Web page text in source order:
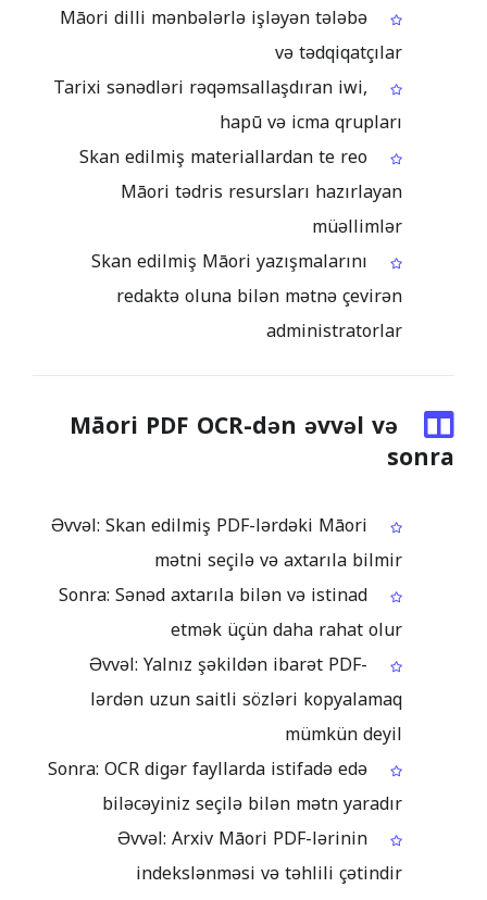
Māori dilli mənbələrlə işləyən tələbə
və tədqiqatçılar
Tarixi sənədləri rəqəmsallaşdıran iwi,
hapū və icma qrupları
Skan edilmiş materiallardan te reo
Māori tədris resursları hazırlayan
müəllimlər
Skan edilmiş Māori yazışmalarını
redaktə oluna bilən mətnə çevirən
administratorlar
Māori PDF OCR-dən əvvəl və
sonra
Əvvəl: Skan edilmiş PDF-lərdəki Māori
mətni seçilə və axtarıla bilmir
Sonra: Sənəd axtarıla bilən və istinad
etmək üçün daha rahat olur
Əvvəl: Yalnız şəkildən ibarət PDF-
lərdən uzun saitli sözləri kopyalamaq
mümkün deyil
Sonra: OCR digər fayllarda istifadə edə
biləcəyiniz seçilə bilən mətn yaradır
Əvvəl: Arxiv Māori PDF-lərinin
indekslənməsi və təhlili çətindir